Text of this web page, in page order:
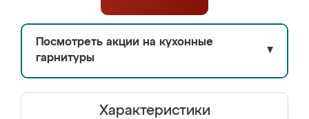
Посмотреть акции на кухонные
гарнитуры
▼
Характеристики